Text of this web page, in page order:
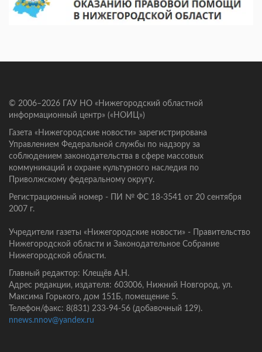
© 2006–2026 ГАУ НО «Нижегородский областной
информационный центр» («НОИЦ»)
Газета «Нижегородские новости» зарегистрирована
Управлением Федеральной службы по надзору за
соблюдением законодательства в сфере массовых
коммуникаций и охране культурного наследия по
Приволжскому федеральному округу.
Регистрационный номер - ПИ № ФС 18-3541 от 20 сентября
2007 г.
Учредители газеты «Нижегородские новости» - Правительство
Нижегородской области и Законодательное Собрание
Нижегородской области.
Главный редактор: Клещёв А.Н.
Адрес редакции, издателя: 603006, Нижний Новгород, ул.
Максима Горького, дом 151Б, помещение 5.
Телефон/факс: 8(831) 233-94-56 (добавочный 129).
nnews.nnov@yandex.ru